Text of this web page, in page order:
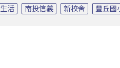
生活 南投信義 新校舍 豐丘國